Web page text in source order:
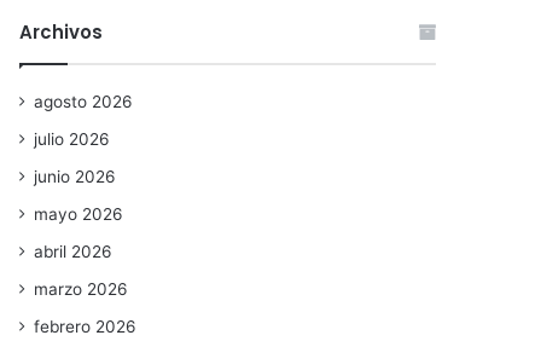
Archivos
agosto 2026
julio 2026
junio 2026
mayo 2026
abril 2026
marzo 2026
febrero 2026